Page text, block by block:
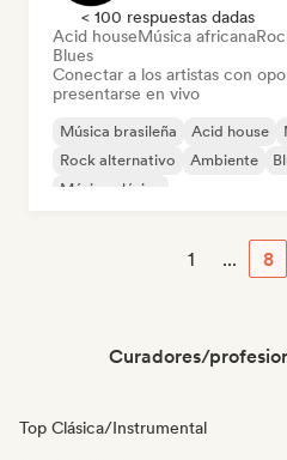
< 100 respuestas dadas
Acid houseMúsica africana
Blues
Conectar a los artistas con
presentarse en vivo
Música brasileña Acid house
Rock alternativo
Ambiente
Música clásica
1 ... 8
Curadores/
Top Clásica/Instrumental